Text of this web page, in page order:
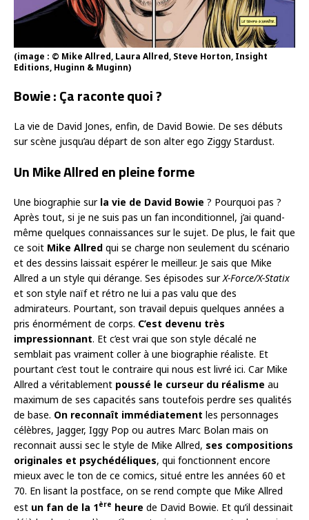
(image : © Mike Allred, Laura Allred, Steve Horton, Insight
Editions, Huginn & Muginn)
Bowie : Ça raconte quoi ?
La vie de David Jones, enfin, de David Bowie. De ses débuts
sur scène jusqu’au départ de son alter ego Ziggy Stardust.
Un Mike Allred en pleine forme
Une biographie sur la vie de David Bowie ? Pourquoi pas ?
Après tout, si je ne suis pas un fan inconditionnel, j’ai quand-
même quelques connaissances sur le sujet. De plus, le fait que
ce soit Mike Allred qui se charge non seulement du scénario
et des dessins laissait espérer le meilleur. Je sais que Mike
Allred a un style qui dérange. Ses épisodes surX-Force/X-Statix
et son style naïf et rétro ne lui a pas valu que des
admirateurs. Pourtant, son travail depuis quelques années a
pris énormément de corps. C’est devenu très
impressionnant. Et c’est vrai que son style décalé ne
semblait pas vraiment coller à une biographie réaliste. Et
pourtant c’est tout le contraire qui nous est livré ici. Car Mike
Allred a véritablement poussé le curseur du réalisme au
maximum de ses capacités sans toutefois perdre ses qualités
de base. On reconnaît immédiatement les personnages
célèbres, Jagger, Iggy Pop ou autres Marc Bolan mais on
reconnait aussi sec le style de Mike Allred, ses compositions
originales et psychédéliques, qui fonctionnent encore
mieux avec le ton de ce comics, situé entre les années 60 et
70. En lisant la postface, on se rend compte que Mike Allred
est un fan de la 1ère heure de David Bowie. Et qu’il dessinait